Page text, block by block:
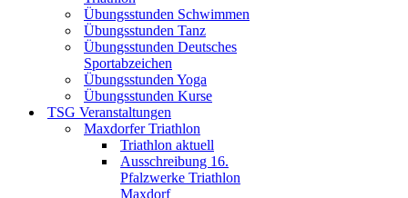
Übungsstunden Schwimmen
Übungsstunden Tanz
Übungsstunden Deutsches
Sportabzeichen
Übungsstunden Yoga
Übungsstunden Kurse
TSG Veranstaltungen
Maxdorfer Triathlon
Triathlon aktuell
Ausschreibung 16.
Pfalzwerke Triathlon
Maxdorf